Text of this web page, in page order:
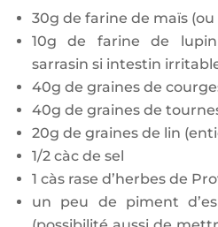
30g de farine de maïs
10g de farine de
sarrasin si intestin
40g de graines de
40g de graines de
20g de graines de lin
1/2 càc de sel
1 càs rase d’herbes de
un peu de piment